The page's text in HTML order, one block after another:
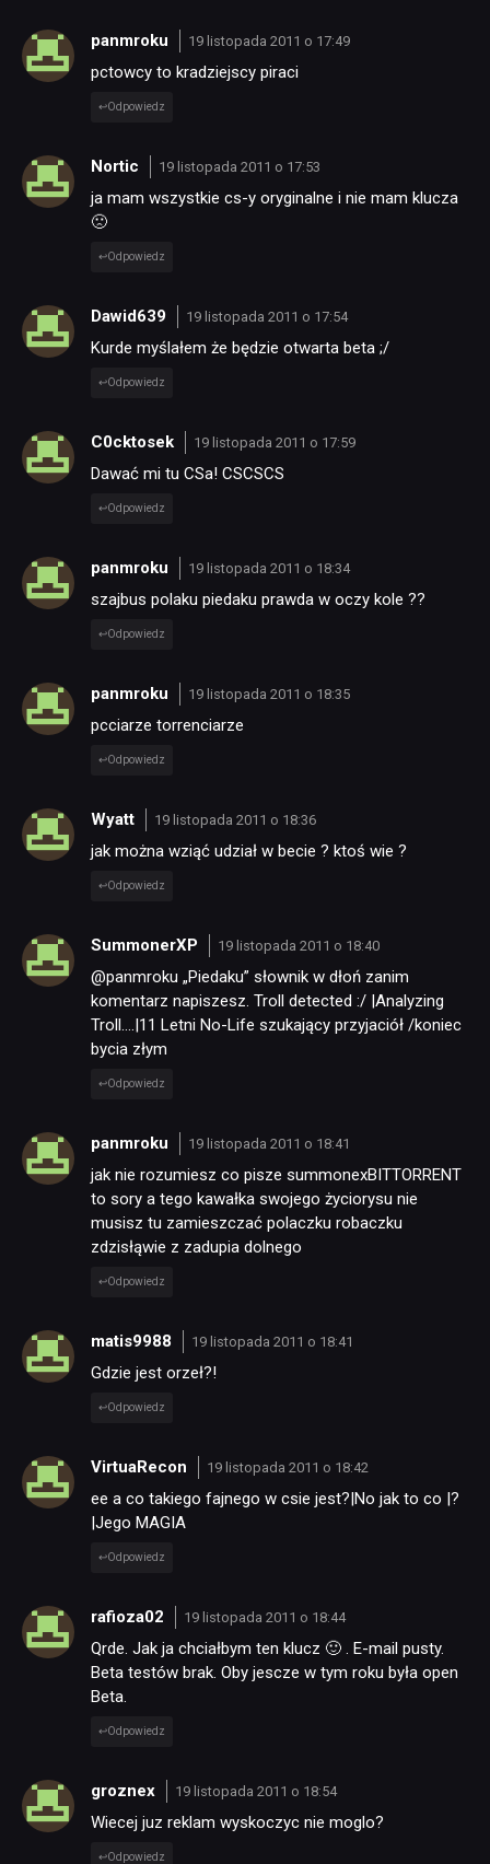
RECENZJE
PUBLICYSTYKA
KULTURA
panmroku 19 listopada 2011 o 17:49
pctowcy to kradziejscy piraci
Odpowiedz
Nortic 19 listopada 2011 o 17:53
ja mam wszystkie cs-y oryginalne i nie mam klucza
🙁
Odpowiedz
Dawid639 19 listopada 2011 o 17:54
Kurde myślałem że będzie otwarta beta ;/
Odpowiedz
C0cktosek 19 listopada 2011 o 17:59
Dawać mi tu CSa! CSCSCS
Odpowiedz
panmroku 19 listopada 2011 o 18:34
szajbus polaku piedaku prawda w oczy kole ??
Odpowiedz
panmroku 19 listopada 2011 o 18:35
pcciarze torrenciarze
Odpowiedz
Wyatt 19 listopada 2011 o 18:36
jak można wziąć udział w becie ? ktoś wie ?
Odpowiedz
SummonerXP 19 listopada 2011 o 18:40
@panmroku „Piedaku” słownik w dłoń zanim
komentarz napiszesz. Troll detected :/ |Analyzing
Troll….|11 Letni No-Life szukający przyjaciół /koniec
bycia złym
Odpowiedz
panmroku 19 listopada 2011 o 18:41
jak nie rozumiesz co pisze summonexBITTORRENT
to sory a tego kawałka swojego życiorysu nie
musisz tu zamieszczać polaczku robaczku
zdzisłąwie z zadupia dolnego
Odpowiedz
matis9988 19 listopada 2011 o 18:41
Gdzie jest orzeł?!
Odpowiedz
VirtuaRecon 19 listopada 2011 o 18:42
ee a co takiego fajnego w csie jest?|No jak to co |?
|Jego MAGIA
Odpowiedz
rafioza02 19 listopada 2011 o 18:44
Qrde. Jak ja chciałbym ten klucz 🙂 . E-mail pusty.
Beta testów brak. Oby jescze w tym roku była open
Beta.
Odpowiedz
groznex 19 listopada 2011 o 18:54
Wiecej juz reklam wyskoczyc nie moglo?
Odpowiedz